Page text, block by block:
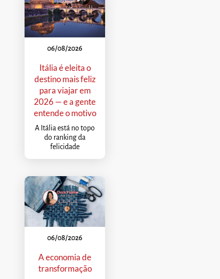
06/08/2026
Itália é eleita o
destino mais feliz
para viajar em
2026 — e a gente
entende o motivo
A Itália está no topo
do ranking da
felicidade
06/08/2026
A economia de
transformação